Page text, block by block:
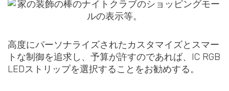
高度にパーソナライズされたカスタマイズとスマー
トな制御を追求し、予算が許すのであれば、IC RGB
LEDストリップを選択することをお勧めする。